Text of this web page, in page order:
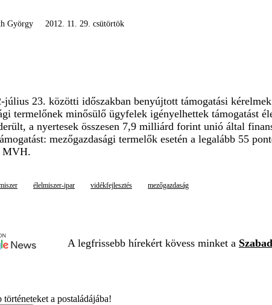
György 2012. 11. 29. csütörtök
23. közötti időszakban benyújtott támogatási
termelőnek minősülő ügyfelek igényelhettek támogatást
a nyertesek összesen 7,9 milliárd forint unió által
mezőgazdasági termelők esetén a legalább 55
MVH.
élelmiszer-ipar vidékfejlesztés mezőgazdaság
A legfrissebb hírekért kövess minket a
a postaládájába!